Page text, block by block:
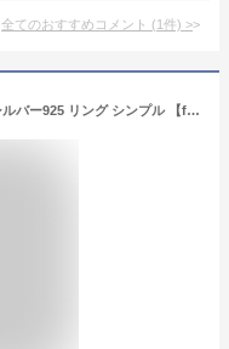
全てのおすすめコメント (1件) >
雑誌 衣装協力 金属アレルギー 安心 シルバー925 リング シンプル 【fatonu ファトーヌ】 シルバー ゴールド リング シルバーリング ゴールドリング 太め レディース 親指 人差し指 指輪 重ね付け おしゃれ 18金 k18 リング ゴールド 太め 指輪 ジュエリー ウェーブ